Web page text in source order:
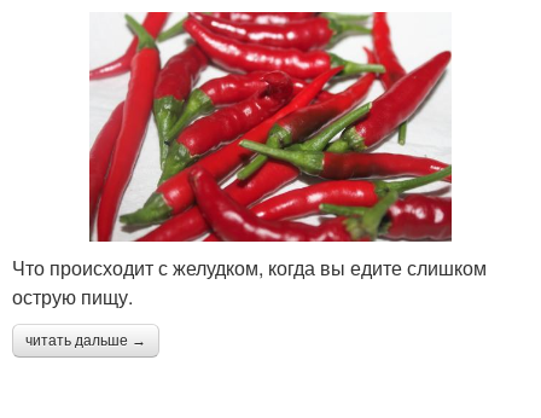
Что происходит с желудком, когда вы едите слишком
острую пищу.
читать дальше →